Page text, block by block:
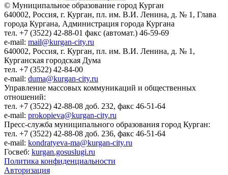
© Муниципальное образование город Курган
640002, Россия, г. Курган, пл. им. В.И. Ленина, д. № 1, Глава
города Кургана, Администрация города Кургана
тел. +7 (3522) 42-88-01 факс (автомат.) 46-59-69
e-mail: mail@kurgan-city.ru
640002, Россия, г. Курган, пл. им. В.И. Ленина, д. № 1,
Курганская городская Дума
тел. +7 (3522) 42-84-00
e-mail: duma@kurgan-city.ru
Управление массовых коммуникаций и общественных
отношений:
тел. +7 (3522) 42-88-08 доб. 232, факс 46-51-64
e-mail: prokopieva@kurgan-city.ru
Пресс-служба муниципального образования город Курган:
тел. +7 (3522) 42-88-08 доб. 236, факс 46-51-64
e-mail: kondratyeva-ma@kurgan-city.ru
Госвеб: kurgan.gosuslugi.ru
Политика конфиденциальности
Авторизация